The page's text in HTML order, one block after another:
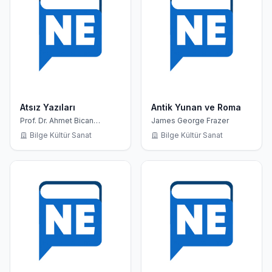
Atsız Yazıları
Prof. Dr. Ahmet Bican
Ercilasun
Bilge Kültür Sanat
Antik Yunan ve Roma
James George Frazer
Bilge Kültür Sanat